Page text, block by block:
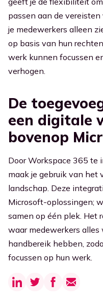
passen aan de
je medewerkers alleen
op basis van hun
werk kunnen focussen
verhogen.
De
een digitale
bovenop
Door Workspace 365 te
maak je gebruik van het
landschap. Deze
Microsoft-oplossingen;
samen op één plek. Het
waar medewerkers
handbereik hebben,
focussen op hun werk.